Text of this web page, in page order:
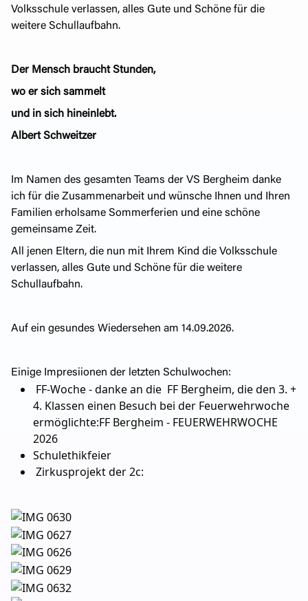
Volksschule verlassen, alles Gute und Schöne für die
weitere Schullaufbahn.
Der Mensch braucht Stunden,
wo er sich sammelt
und in sich hineinlebt.
Albert Schweitzer
Im Namen des gesamten Teams der VS Bergheim danke
ich für die Zusammenarbeit und wünsche Ihnen und Ihren
Familien erholsame Sommerferien und eine schöne
gemeinsame Zeit.
All jenen Eltern, die nun mit Ihrem Kind die Volksschule
verlassen, alles Gute und Schöne für die weitere
Schullaufbahn.
Auf ein gesundes Wiedersehen am 14.09.2026.
Einige Impresiionen der letzten Schulwochen:
FF-Woche - danke an die FF Bergheim, die den 3. +
4. Klassen einen Besuch bei der Feuerwehrwoche
ermöglichte:FF Bergheim - FEUERWEHRWOCHE
2026
Schulethikfeier
Zirkusprojekt der 2c: